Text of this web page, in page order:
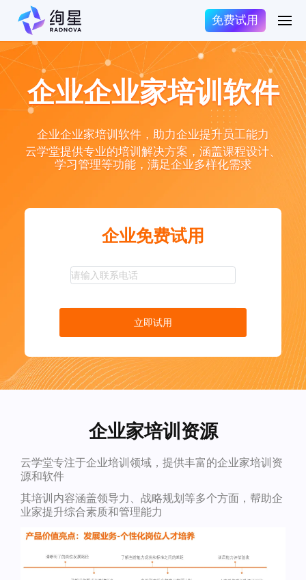
免费试用
企业企业家培训软件
企业企业家培训软件，助力企业提升员工能力
云学堂提供专业的培训解决方案，涵盖课程设计、
学习管理等功能，满足企业多样化需求
企业免费试用
立即试用
企业家培训资源
云学堂专注于企业培训领域，提供丰富的企业家培训资
源和软件
其培训内容涵盖领导力、战略规划等多个方面，帮助企
业家提升综合素质和管理能力